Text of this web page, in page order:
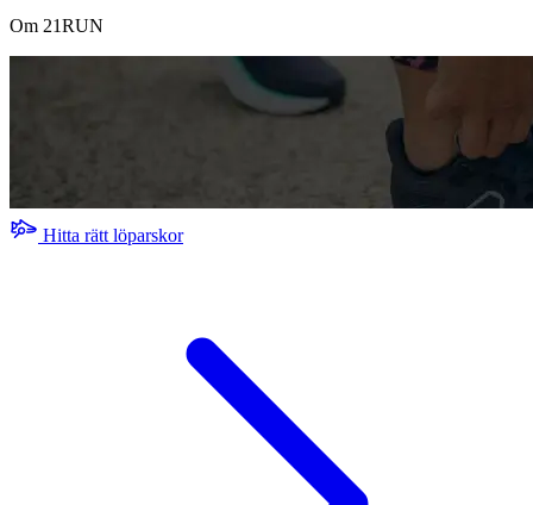
Om 21RUN
Hitta rätt löparskor